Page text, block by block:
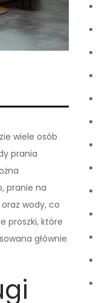
wiele osób
prania
pranie na
wody, co
proszki, które
głównie